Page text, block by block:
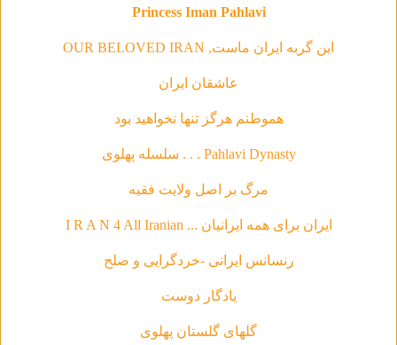
Princess Iman Pahlavi
این گربه ایران ماست, OUR BELOVED IRAN
عاشقان ایران
هموطنم هرگز تنها نخواهید بود
Pahlavi Dynasty . . . سلسله‌ پهلوی
مرگ بر اصل ولایت فقیه
ایران برای همه ایرانیان ... I R A N 4 All Iranian
رنسانس ایرانی -خردگرایی و صلح
يادگار دوست
گلهاى گلستان پهلوى